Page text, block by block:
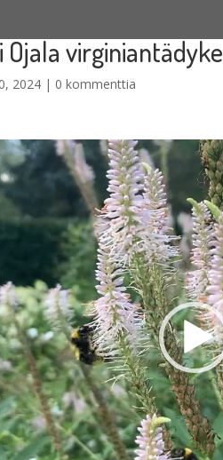
virginiantädyke
2024 | 0 kommenttia